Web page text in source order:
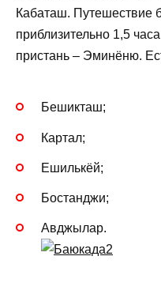
Кабаташ. Путешествие
приблизительно 1,5
пристань – Эминёню.
Бешикташ;
Картал;
Ешилькёй;
Бостанджи;
Авджылар.